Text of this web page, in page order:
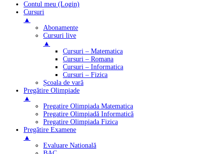
Contul meu (Login)
Cursuri
▲
Abonamente
Cursuri live
▲
Cursuri – Matematica
Cursuri – Romana
Cursuri – Informatica
Cursuri – Fizica
Școala de vară
Pregătire Olimpiade
▲
Pregatire Olimpiada Matematica
Pregatire Olimpiadă Informatică
Pregatire Olimpiada Fizica
Pregătire Examene
▲
Evaluare Natională